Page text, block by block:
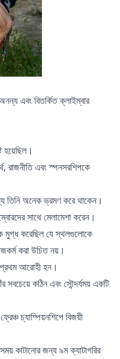
এবং বিতর্কিত ক্লাইম্বার
হয়েছিল।
রাজনীতি এবং স্পনসরশিপকে
তিনি অনেক ভ্রমণ করে থাকেন।
সাথে মেলামেশা করেন।
মুগ্ধ করেছিল যে স্থলগুলোকে
করা উচিত নয়।
প্রথম আরোহী হন।
সবচেয়ে কঠিন এবং সৌন্দর্যময় একটি
চ্যাম্পিয়নশিপে বিজয়ী
কাটানোর জন্য ৯ম ক্যাটাগরির